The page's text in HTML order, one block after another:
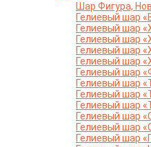
Шар Фигура,
Гелиевый шар
Гелиевый шар
Гелиевый шар
Гелиевый шар
Гелиевый шар
Гелиевый шар
Гелиевый шар
Гелиевый шар
Гелиевый шар
Гелиевый шар
Гелиевый шар
Гелиевый шар